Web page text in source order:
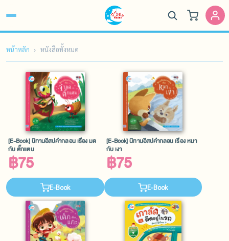
หน้าหลัก หนังสือทั้งหมด
[E-Book] นิทานอีสปคำกลอน เรื่อง มด
กับ ตั๊กแตน
฿75
E-Book
[E-Book] นิทานอีสปคำกลอน เรื่อง หมา
กับ เงา
฿75
E-Book